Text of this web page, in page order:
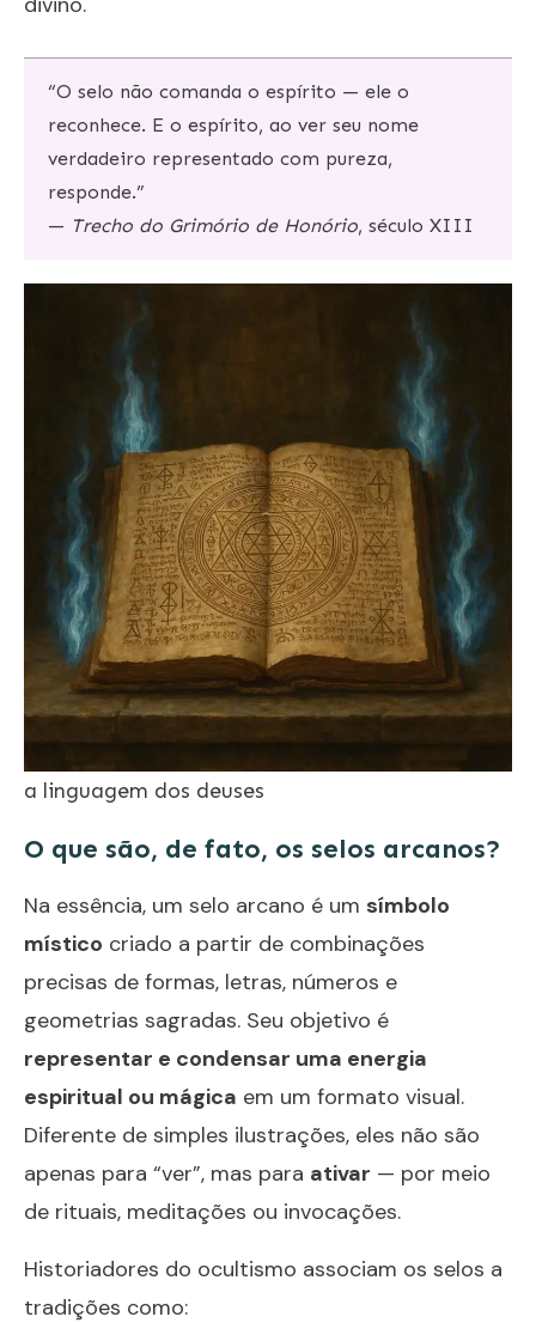
“O selo não comanda o espírito — ele o
reconhece. E o espírito, ao ver seu nome
verdadeiro representado com pureza,
responde.”
— Trecho do Grimório de Honório, século XIII
a linguagem dos deuses
O que são, de fato, os selos arcanos?
Na essência, um selo arcano é um símbolo
místico criado a partir de combinações
precisas de formas, letras, números e
geometrias sagradas. Seu objetivo é
representar e condensar uma energia
espiritual ou mágica em um formato visual.
Diferente de simples ilustrações, eles não são
apenas para “ver”, mas para ativar — por meio
de rituais, meditações ou invocações.
Historiadores do ocultismo associam os selos a
tradições como: